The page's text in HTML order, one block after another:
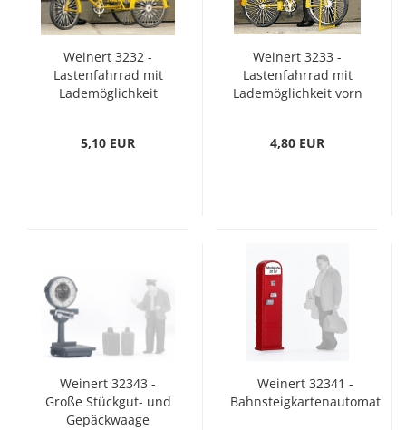
Weinert 3232 -
Lastenfahrrad mit
Lademöglichkeit
5,10 EUR
Weinert 3233 -
Lastenfahrrad mit
Lademöglichkeit vorn
4,80 EUR
Weinert 32343 -
Große Stückgut- und
Gepäckwaage
Weinert 32341 -
Bahnsteigkartenautomat